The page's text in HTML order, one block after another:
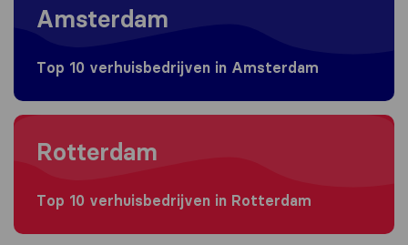
Amsterdam
Top 10 verhuisbedrijven in Amsterdam
Moving to Rotterdam
Rotterdam
Top 10 verhuisbedrijven in Rotterdam